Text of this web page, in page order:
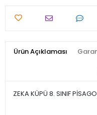
Ürün Açıklaması
ZEKA KÜPÜ 8. SINIF